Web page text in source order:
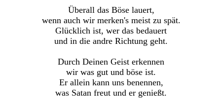
Überall das Böse lauert,
wenn auch wir merken's meist zu spät.
Glücklich ist, wer das bedauert
und in die andre Richtung geht.
Durch Deinen Geist erkennen
wir was gut und böse ist.
Er allein kann uns benennen,
was Satan freut und er genießt.